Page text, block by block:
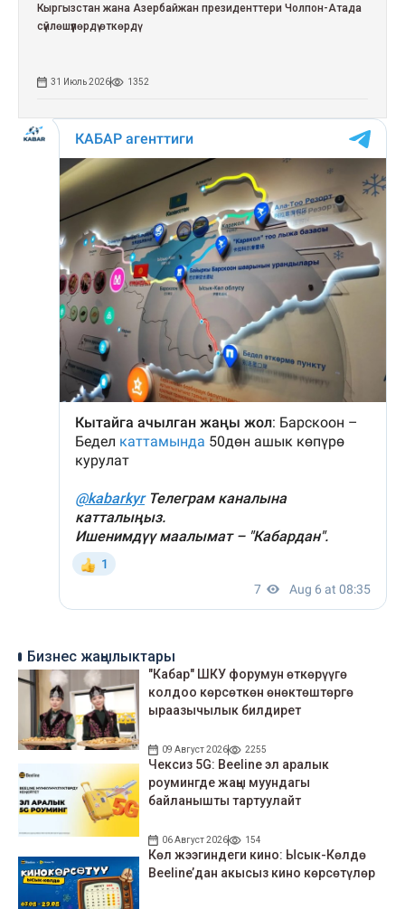
Кыргызстан жана Азербайжан президенттери Чолпон-Атада
сүйлөшүүлөрдү өткөрдү
31 Июль 2026 1352
Бизнес жаңылыктары
"Кабар" ШКУ форумун өткөрүүгө
колдоо көрсөткөн өнөктөштөргө
ыраазычылык билдирет
09 Август 2026 2255
Чексиз 5G: Beeline эл аралык
роумингде жаңы муундагы
байланышты тартуулайт
06 Август 2026 154
Көл жээгиндеги кино: Ысык-Көлдө
Beeline’дан акысыз кино көрсөтүлөр